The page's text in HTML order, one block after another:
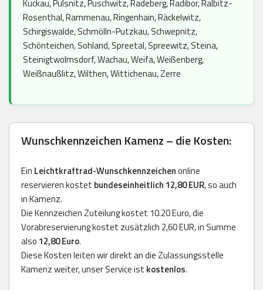
Kuckau, Pulsnitz, Puschwitz, Radeberg, Radibor, Ralbitz-
Rosenthal, Rammenau, Ringenhain, Räckelwitz,
Schirgiswalde, Schmölln-Putzkau, Schwepnitz,
Schönteichen, Sohland, Spreetal, Spreewitz, Steina,
Steinigtwolmsdorf, Wachau, Weifa, Weißenberg,
Weißnaußlitz, Wilthen, Wittichenau, Zerre
Wunschkennzeichen Kamenz – die Kosten:
Ein Leichtkraftrad-Wunschkennzeichenonline
reservieren kostet bundeseinheitlich 12,80 EUR, so auch
in Kamenz.
Die Kennzeichen Zuteilung kostet 10.20 Euro, die
Vorabreservierung kostet zusätzlich 2,60 EUR, in Summe
also 12,80 Euro.
Diese Kosten leiten wir direkt an die Zulassungsstelle
Kamenz weiter, unser Service ist kostenlos.